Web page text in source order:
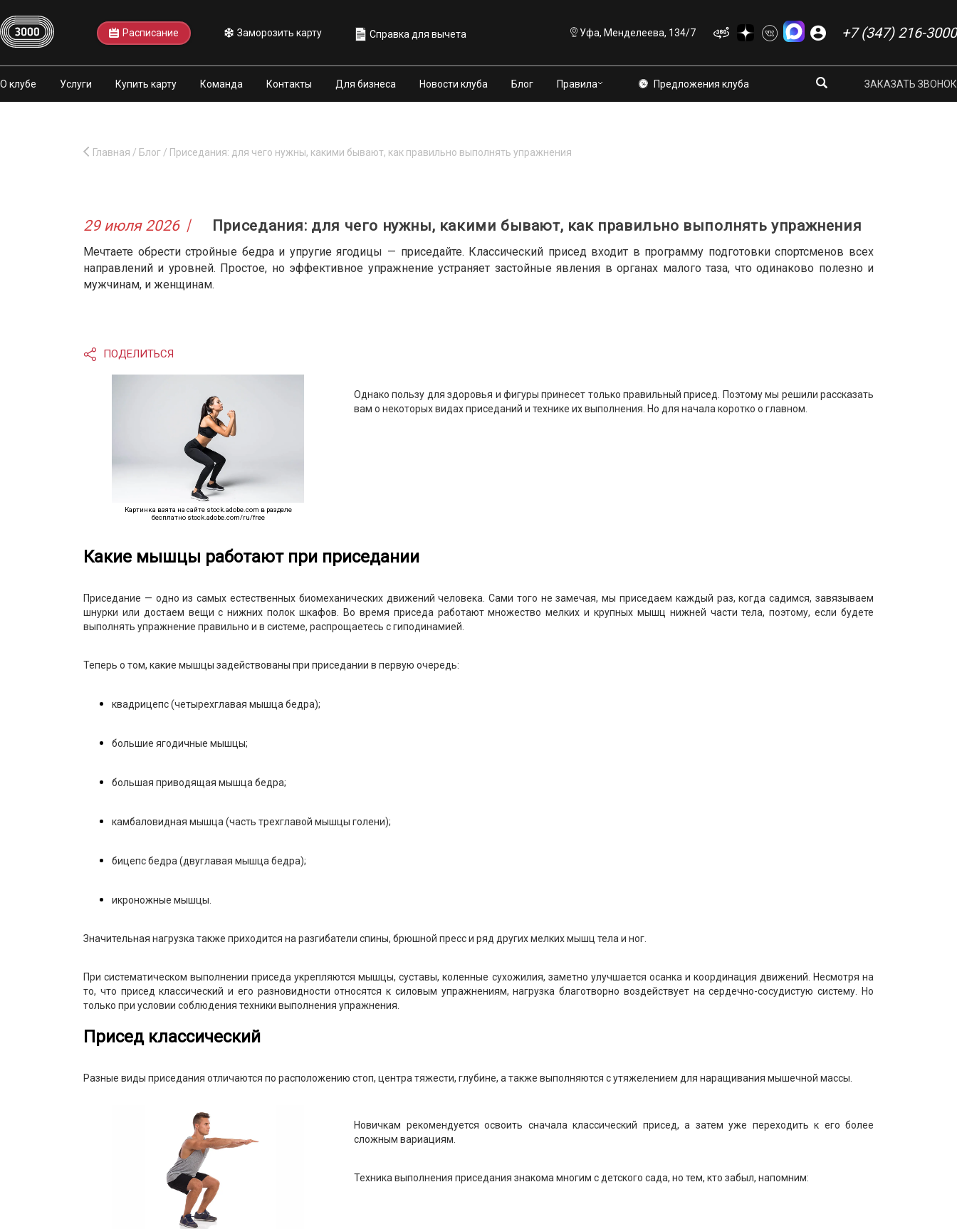
Расписание Заморозить карту Справка для вычета Уфа, Менделеева, 134/7 +7 (347) 216-3000
О клубе Услуги Купить карту Команда Контакты Для бизнеса Новости клуба Блог Правила Предложения клуба ЗАКАЗАТЬ ЗВОНОК
Главная / Блог / Приседания: для чего нужны, какими бывают, как правильно выполнять упражнения
29 июля 2026 Приседания: для чего нужны, какими бывают, как правильно выполнять упражнения
Мечтаете обрести стройные бедра и упругие ягодицы — приседайте. Классический присед входит в программу подготовки спортсменов всех
направлений и уровней. Простое, но эффективное упражнение устраняет застойные явления в органах малого таза, что одинаково полезно и
мужчинам, и женщинам.
ПОДЕЛИТЬСЯ
Картинка взята на сайте stock.adobe.com в разделе
бесплатно stock.adobe.com/ru/free
Однако пользу для здоровья и фигуры принесет только правильный присед. Поэтому мы решили рассказать
вам о некоторых видах приседаний и технике их выполнения. Но для начала коротко о главном.
Какие мышцы работают при приседании
Приседание — одно из самых естественных биомеханических движений человека. Сами того не замечая, мы приседаем каждый раз, когда садимся, завязываем
шнурки или достаем вещи с нижних полок шкафов. Во время приседа работают множество мелких и крупных мышц нижней части тела, поэтому, если будете
выполнять упражнение правильно и в системе, распрощаетесь с гиподинамией.
Теперь о том, какие мышцы задействованы при приседании в первую очередь:
квадрицепс (четырехглавая мышца бедра);
большие ягодичные мышцы;
большая приводящая мышца бедра;
камбаловидная мышца (часть трехглавой мышцы голени);
бицепс бедра (двуглавая мышца бедра);
икроножные мышцы.
Значительная нагрузка также приходится на разгибатели спины, брюшной пресс и ряд других мелких мышц тела и ног.
При систематическом выполнении приседа укрепляются мышцы, суставы, коленные сухожилия, заметно улучшается осанка и координация движений. Несмотря на
то, что присед классический и его разновидности относятся к силовым упражнениям, нагрузка благотворно воздействует на сердечно-сосудистую систему. Но
только при условии соблюдения техники выполнения упражнения.
Присед классический
Разные виды приседания отличаются по расположению стоп, центра тяжести, глубине, а также выполняются с утяжелением для наращивания мышечной массы.
Новичкам рекомендуется освоить сначала классический присед, а затем уже переходить к его более
сложным вариациям.
Техника выполнения приседания знакома многим с детского сада, но тем, кто забыл, напомним: